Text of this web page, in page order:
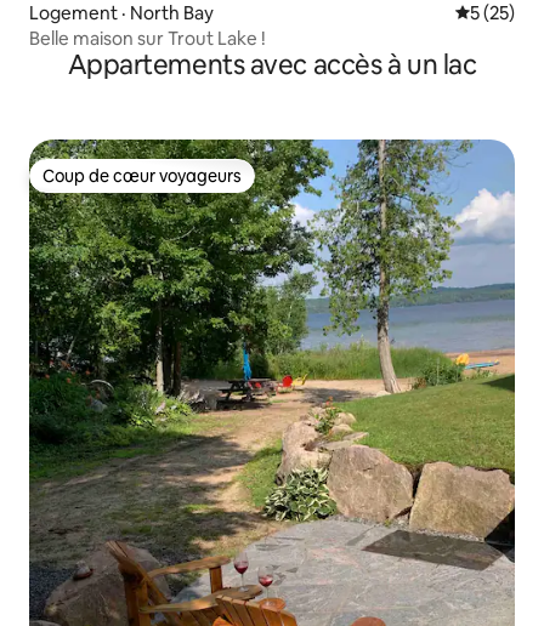
Logement · North Bay Note
5 (25)
Belle maison sur Trout Lake !
Appartements avec accès à un lac
Coup de cœur voyageurs
Coup de cœur voyageurs